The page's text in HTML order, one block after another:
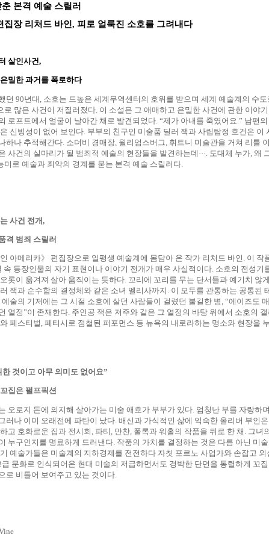
본격 예술 스릴러
집장 리처드 바인, 피로 얼룩진 소호를 그려내다
살인사건,
밀한 과거를 폭로하다
던 90년대 소호는 드높은 세계무역센터의 호위를 받으며 세계 예술계의 수
로 많은 사건이 저질러졌다. 이 소설은 그 애매하고 은밀한 사건에 관한 이야
로프트에서 얼굴이 날아간 채로 발견되었다. “제가 아내를 죽였어요 .” 남편
신빙성이 없어 보인다. 부부의 친구인 미술품 딜러 잭과 사립탐정 호건은 이
하나 추적해간다. 소더비 경매장, 윌리엄스버그 휘트니 미술관을 거쳐 리틀
사건의 실마리가 될 범죄적 예술의 현장들을 발견하는데 ··· 도대체 누가, 왜
미로 예술과 죄악의 경계를 묻는 본격 예술 스릴러다.
사건 전개,
격 범죄 스릴러
아메리카》 편집장으로 일평생 예술계에 몸담아 온 작가 리처드 바인 . 이 작
속 등장인물의 자기 표현이나 이야기 전개가 매우 사실적이다. 소호의 전성기
롯이 옮겨져 살아 움직이는 듯하다. 꼬리에 꼬리를 무는 단서들과 예기치 않
잭과 순수함의 결정체와 같은 소녀 멜리사까지 . 이 모두를 관통하는 공통된
예술의 기저에는 그 시절 소호에 살던 사람들이 걸렸던 불길한 병 , “에이즈도
열정”이 존재한다. 주인공 잭은 저주와 같은 그 열정의 바탕 위에서 소호의
페스티벌 , 페티시로 점철된 퍼포먼스 등 뉴욕의 내로라하는 명소와 현장을
것이고 아무 의미도 없어요”
집은 펄프픽션
오로지 돈에 의지해 살아가는 미술 애호가 부부가 있다. 엄청난 부를 자랑하
러나 이미 오래전에 파탄이 났다. 배신과 가식적인 삶에 익숙한 올리버 부인
고 호화로운 집과 전시회 파티 만찬, 폴록과 워홀의 작품을 뒤로 한 채
그녀
누구인지를 명료하게 드러낸다. 작품의 가치를 결정하는 것은 다름 아닌 미
예술가들은 미술계의 지하경제를 전전하다 자칫 포르노 사업가와 손잡고 외
급 문화로 인식되어온 현대 미술의 저급하면서도 경박한 단면을 통렬하게 꼬
로 비틀어 보여주고 있는 것이다.